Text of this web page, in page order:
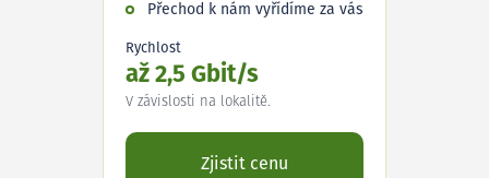
Přechod k nám vyřídíme za vás
Rychlost
až 2,5 Gbit/s
V závislosti na lokalitě.
Zjistit cenu